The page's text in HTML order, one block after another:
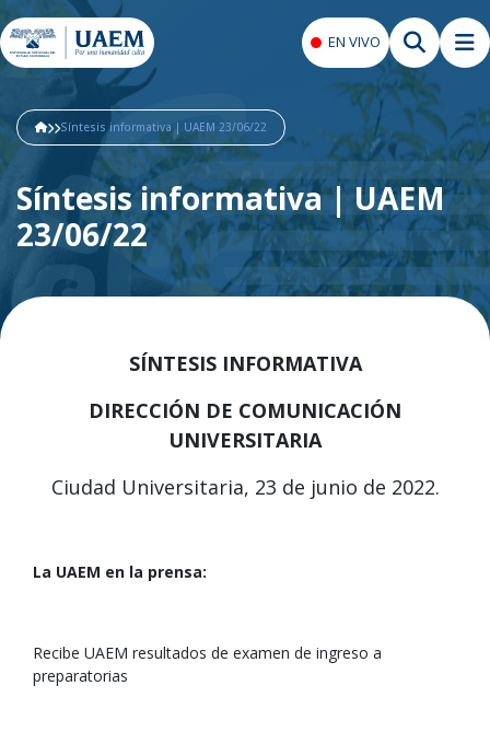
EN VIVO
Síntesis informativa | UAEM 23/06/22
Síntesis informativa | UAEM
23/06/22
SÍNTESIS INFORMATIVA
DIRECCIÓN DE COMUNICACIÓN
UNIVERSITARIA
Ciudad Universitaria, 23 de junio de 2022.
La UAEM en la prensa:
Recibe UAEM resultados de examen de ingreso a
preparatorias